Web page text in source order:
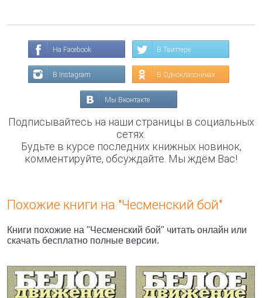
На Facebook В Твиттере
В Instagram В Одноклассниках
Мы Вконтакте
Подписывайтесь на наши страницы в социальных
сетях.
Будьте в курсе последних книжных новинок,
комментируйте, обсуждайте. Мы ждём Вас!
Похожие книги на "Чесменский бой"
Книги похожие на "Чесменский бой" читать онлайн или
скачать бесплатно полные версии.